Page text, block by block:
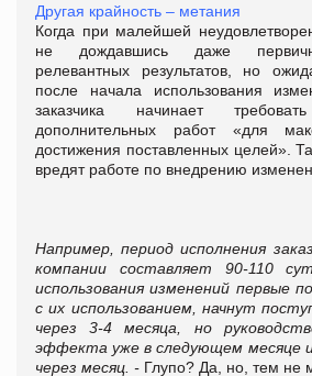
Другая крайность – метания
Когда при малейшей
не дождавшись даже
релевантных результатов, но
после начала использования
заказчика начинает
дополнительных работ «для
достижения поставленных целей».
вредят работе по внедрению
Например, период исполнения
компании составляет 90-110
использования изменений первые
с их использованием, начнут
через 3-4 месяца, но
эффекта уже в следующем месяце
через месяц. - Глупо? Да, но, тем не